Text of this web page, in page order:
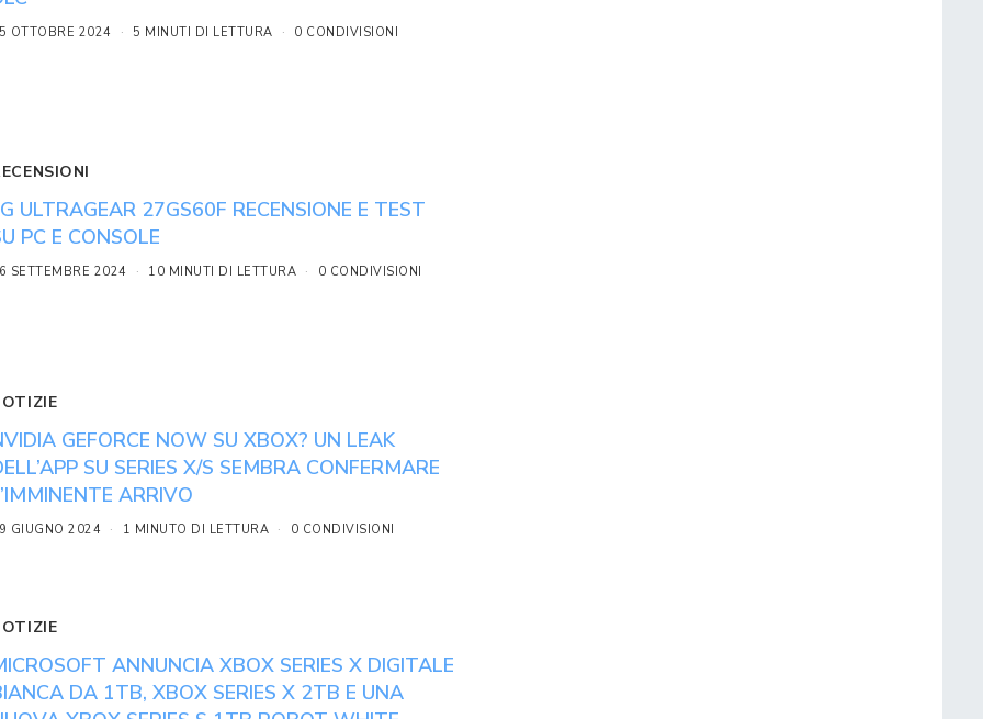
OTTOBRE 2024 5 MINUTI DI LETTURA 0 CONDIVISIONI
ULTRAGEAR 27GS60F RECENSIONE E TEST
PC E CONSOLE
SETTEMBRE 2024 10 MINUTI DI LETTURA 0 CONDIVISIONI
GEFORCE NOW SU XBOX? UN LEAK
SU SERIES X/S SEMBRA CONFERMARE
ARRIVO
GIUGNO 2024 1 MINUTO DI LETTURA 0 CONDIVISIONI
ANNUNCIA XBOX SERIES X DIGITALE
DA 1TB, XBOX SERIES X 2TB E UNA